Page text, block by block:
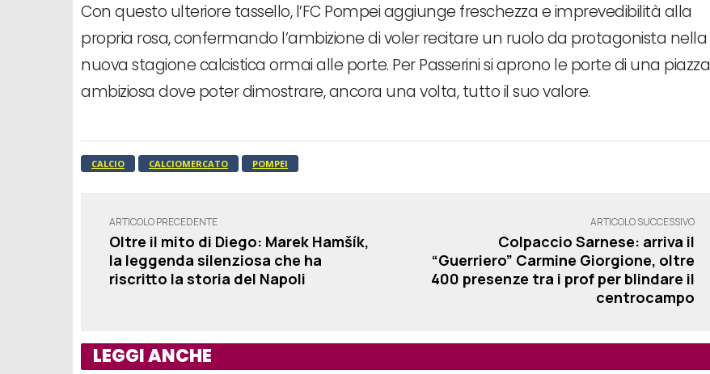
Con questo ulteriore tassello, l’FC Pompei aggiunge freschezza e imprevedibilità alla
propria rosa, confermando l’ambizione di voler recitare un ruolo da protagonista nella
nuova stagione calcistica ormai alle porte. Per Passerini si aprono le porte di una piazza
ambiziosa dove poter dimostrare, ancora una volta, tutto il suo valore.
CALCIO CALCIOMERCATO POMPEI
ARTICOLO PRECEDENTE
Oltre il mito di Diego: Marek Hamšík,
la leggenda silenziosa che ha
riscritto la storia del Napoli
ARTICOLO SUCCESSIVO
Colpaccio Sarnese: arriva il
“Guerriero” Carmine Giorgione, oltre
400 presenze tra i prof per blindare il
centrocampo
LEGGI ANCHE